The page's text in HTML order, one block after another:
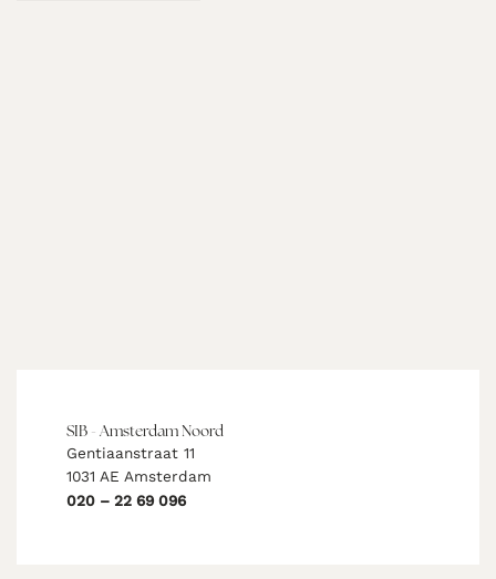
SIB - Amsterdam Noord
Gentiaanstraat 11
1031 AE Amsterdam
020 – 22 69 096